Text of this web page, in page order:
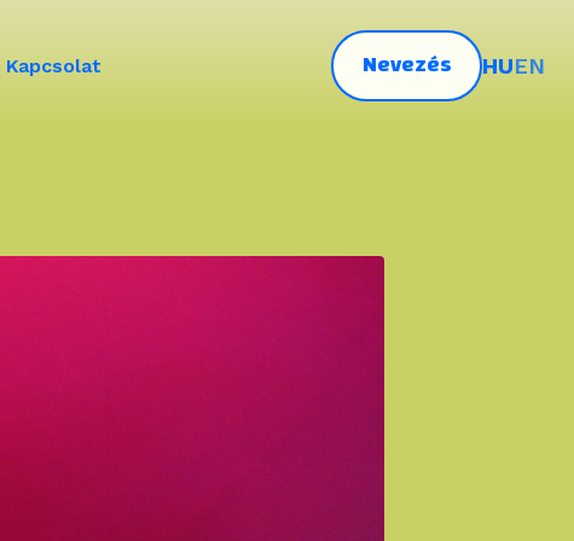
Kapcsolat Nevezés HUEN